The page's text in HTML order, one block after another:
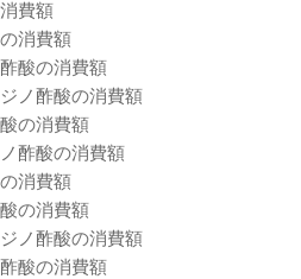
費額
消費額
酸の消費額
ノ酢酸の消費額
の消費額
酢酸の消費額
消費額
の消費額
ノ酢酸の消費額
酸の消費額